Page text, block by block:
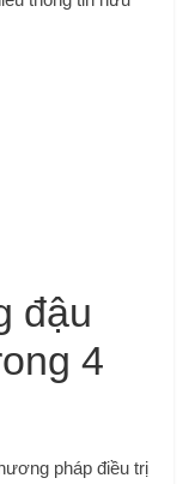
đậu
4
pháp điều trị